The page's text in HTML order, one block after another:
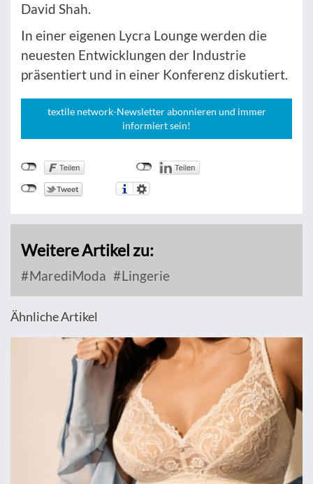
David Shah.
In einer eigenen Lycra Lounge werden die
neuesten Entwicklungen der Industrie
präsentiert und in einer Konferenz diskutiert.
textile network-Newsletter abonnieren und immer
informiert sein!
Weitere Artikel zu:
MarediModa Lingerie
Ähnliche Artikel